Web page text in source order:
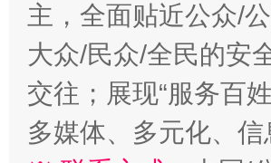
主，全面贴近公众/
大众/民众/全民的安
交往；展现“服务百
多媒体、多元化、